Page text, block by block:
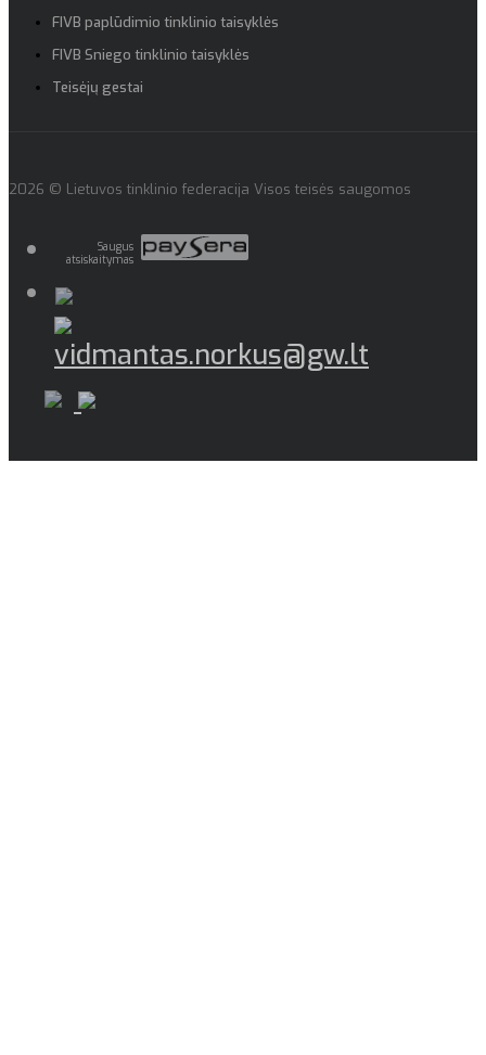
FIVB paplūdimio tinklinio taisyklės
FIVB Sniego tinklinio taisyklės
Teisėjų gestai
2026 © Lietuvos tinklinio federacija Visos teisės saugomos
Saugus
atsiskaitymas